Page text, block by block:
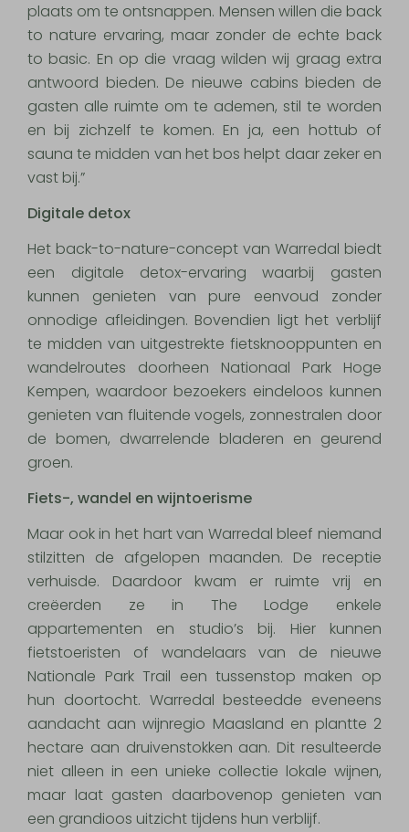
plaats om te ontsnappen. Mensen willen die back
to nature ervaring, maar zonder de echte back
to basic. En op die vraag wilden wij graag extra
antwoord bieden. De nieuwe cabins bieden de
gasten alle ruimte om te ademen, stil te worden
en bij zichzelf te komen. En ja, een hottub of
sauna te midden van het bos helpt daar zeker en
vast bij.”
Digitale detox
Het back-to-nature-concept van Warredal biedt
een digitale detox-ervaring waarbij gasten
kunnen genieten van pure eenvoud zonder
onnodige afleidingen. Bovendien ligt het verblijf
te midden van uitgestrekte fietsknooppunten en
wandelroutes doorheen Nationaal Park Hoge
Kempen, waardoor bezoekers eindeloos kunnen
genieten van fluitende vogels, zonnestralen door
de bomen, dwarrelende bladeren en geurend
groen.
Fiets-, wandel en wijntoerisme
Maar ook in het hart van Warredal bleef niemand
stilzitten de afgelopen maanden. De receptie
verhuisde. Daardoor kwam er ruimte vrij en
creëerden ze in The Lodge enkele
appartementen en studio’s bij. Hier kunnen
fietstoeristen of wandelaars van de nieuwe
Nationale Park Trail een tussenstop maken op
hun doortocht. Warredal besteedde eveneens
aandacht aan wijnregio Maasland en plantte 2
hectare aan druivenstokken aan. Dit resulteerde
niet alleen in een unieke collectie lokale wijnen,
maar laat gasten daarbovenop genieten van
een grandioos uitzicht tijdens hun verblijf.